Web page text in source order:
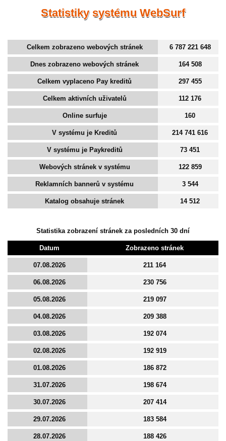
Statistiky systému WebSurf
Celkem zobrazeno webových stránek 6 787 221 648
Dnes zobrazeno webových stránek 164 508
Celkem vyplaceno Pay kreditů 297 455
Celkem aktivních uživatelů 112 176
Online surfuje 160
V systému je Kreditů 214 741 616
V systému je Paykreditů 73 451
Webových stránek v systému 122 859
Reklamních bannerů v systému 3 544
Katalog obsahuje stránek 14 512
Statistika zobrazení stránek za posledních 30 dní
Datum Zobrazeno stránek
07.08.2026 211 164
06.08.2026 230 756
05.08.2026 219 097
04.08.2026 209 388
03.08.2026 192 074
02.08.2026 192 919
01.08.2026 186 872
31.07.2026 198 674
30.07.2026 207 414
29.07.2026 183 584
28.07.2026 188 426